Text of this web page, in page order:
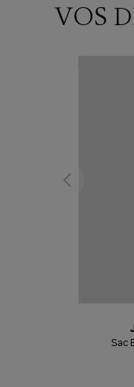
VOS
Sac